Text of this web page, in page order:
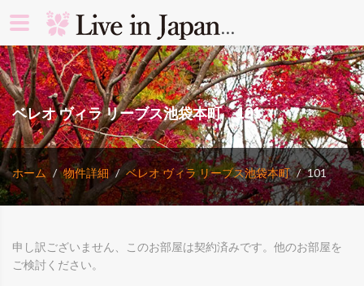
ベレオ ヴィラ リーブス池袋本町 101
ホーム 物件詳細 ベレオ ヴィラ リーブス池袋本町 101
申し訳ございません、このお部屋は契約済みです。他のお部屋を
ご検討ください。